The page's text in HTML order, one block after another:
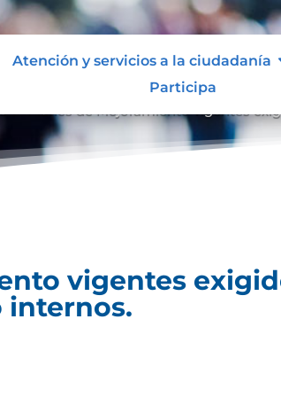
Atención y servicios a la ciudadanía
Participa
Planes de Mejoramiento vigentes
vigentes
internos.